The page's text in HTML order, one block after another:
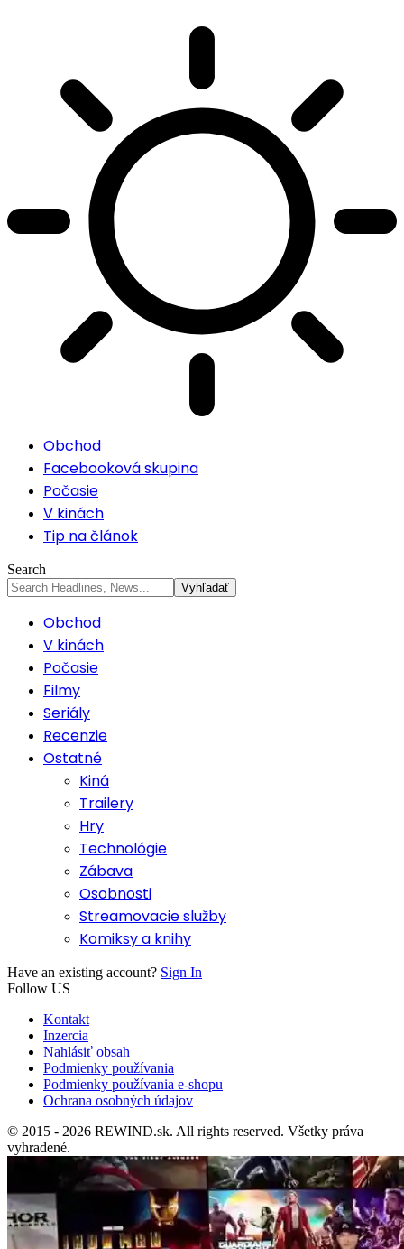
Obchod
Facebooková skupina
Počasie
V kinách
Tip na článok
Search
Obchod
V kinách
Počasie
Filmy
Seriály
Recenzie
Ostatné
Kiná
Trailery
Hry
Technológie
Zábava
Osobnosti
Streamovacie služby
Komiksy a knihy
Have an existing account? Sign In
Follow US
Kontakt
Inzercia
Nahlásiť obsah
Podmienky používania
Podmienky používania e-shopu
Ochrana osobných údajov
© 2015 - 2026 REWIND.sk. All rights reserved. Všetky práva
vyhradené.